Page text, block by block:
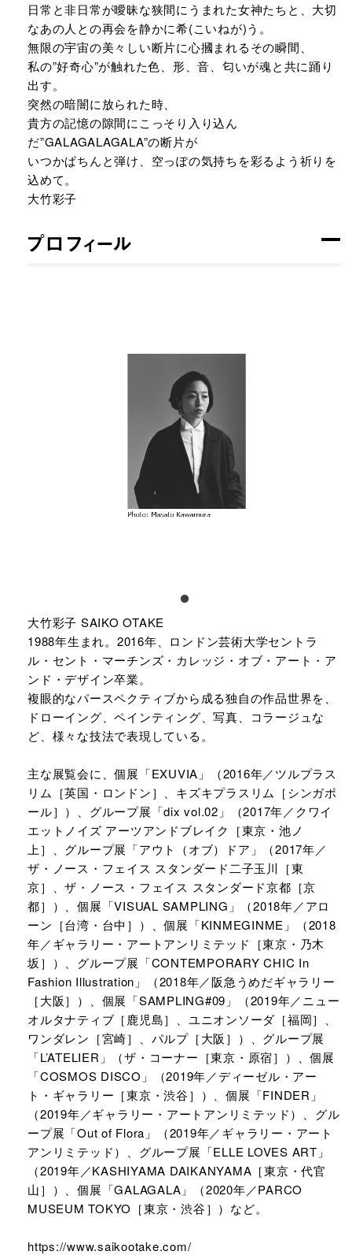
日常と非日常が曖昧な狭間にうまれた女神たちと、大切
なあの人との再会を静かに希(こいねが)う。
無限の宇宙の美々しい断片に心摑まれるその瞬間、
私の”好奇心”が触れた色、形、音、匂いが魂と共に踊り
出す。
突然の暗闇に放られた時、
貴方の記憶の隙間にこっそり入り込ん
だ”GALAGALAGALA”の断片が
いつかぱちんと弾け、空っぽの気持ちを彩るよう祈りを
込めて。
大竹彩子
プロフィール
大竹彩子 SAIKO OTAKE
1988年生まれ。2016年、ロンドン芸術大学セントラ
ル・セント・マーチンズ・カレッジ・オブ・アート・ア
ンド・デザイン卒業。
複眼的なパースペクティブから成る独自の作品世界を、
ドローイング、ペインティング、写真、コラージュな
ど、様々な技法で表現している。
主な展覧会に、個展「EXUVIA」（2016年／ツルプラス
リム［英国・ロンドン］、キズキプラスリム［シンガポ
ール］）、グループ展「dix vol.02」（2017年／クワイ
エットノイズ アーツアンドブレイク［東京・池ノ
上］、グループ展「アウト（オブ）ドア」（2017年／
ザ・ノース・フェイス スタンダード二子玉川［東
京］、ザ・ノース・フェイス スタンダード京都［京
都］）、個展「VISUAL SAMPLING」（2018年／アロ
ーン［台湾・台中］）、個展「KINMEGINME」（2018
年／ギャラリー・アートアンリミテッド［東京・乃木
坂］）、グループ展「CONTEMPORARY CHIC In
Fashion Illustration」（2018年／阪急うめだギャラリー
［大阪］）、個展「SAMPLING#09」（2019年／ニュー
オルタナティブ［鹿児島］、ユニオンソーダ［福岡］、
ワンダレン［宮崎］、パルプ［大阪］）、グループ展
「L’ATELIER」（ザ・コーナー［東京・原宿］）、個展
「COSMOS DISCO」（2019年／ディーゼル・アー
ト・ギャラリー［東京・渋谷］）、個展「FINDER」
（2019年／ギャラリー・アートアンリミテッド）、グル
ープ展「Out of Flora」（2019年／ギャラリー・アート
アンリミテッド）、グループ展「ELLE LOVES ART」
（2019年／KASHIYAMA DAIKANYAMA［東京・代官
山］）、個展「GALAGALA」（2020年／PARCO
MUSEUM TOKYO［東京・渋谷］）など。
https://www.saikootake.com/